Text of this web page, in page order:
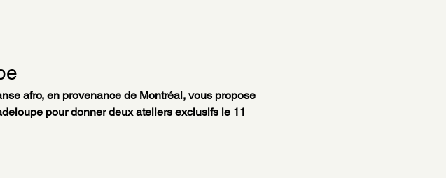
afro, en provenance de Montréal, vous propose
pour donner deux ateliers exclusifs le 11